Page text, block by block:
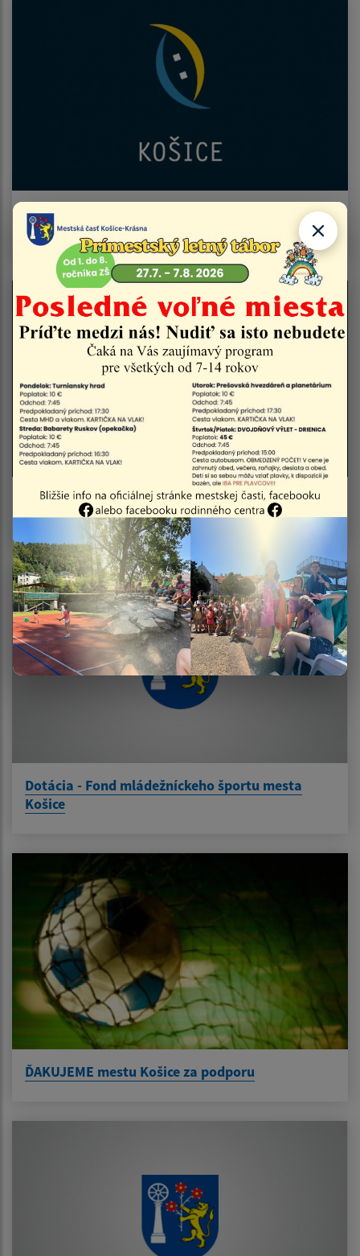
Podpora mládežníckeho futbalu v Krásnej -
poďakovanie mestu Košice
Podpora mládežníckeho futbalu v Krásnej -
poďakovanie mestu Košice
Dotácia - Fond mládežníckeho športu mesta
Košice
ĎAKUJEME mestu Košice za podporu